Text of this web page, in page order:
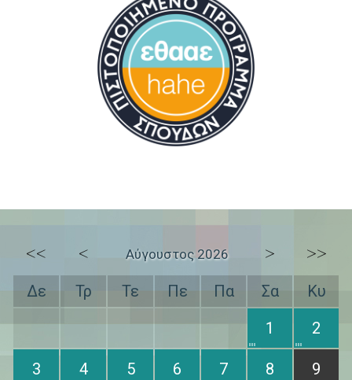
<< < Αύγουστος 2026 > >>
Δε Τρ Τε Πε Πα Σα
Κυ
1
2
3 4 5 6 7 8 9